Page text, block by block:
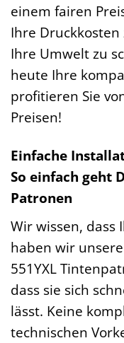
einem fairen
Ihre
Ihre Umwelt zu
heute Ihre
profitieren Sie
Preisen!
Einfache
So einfach geht
Patronen
Wir wissen, dass
haben wir
551YXL
dass sie sich
lässt. Keine
technischen